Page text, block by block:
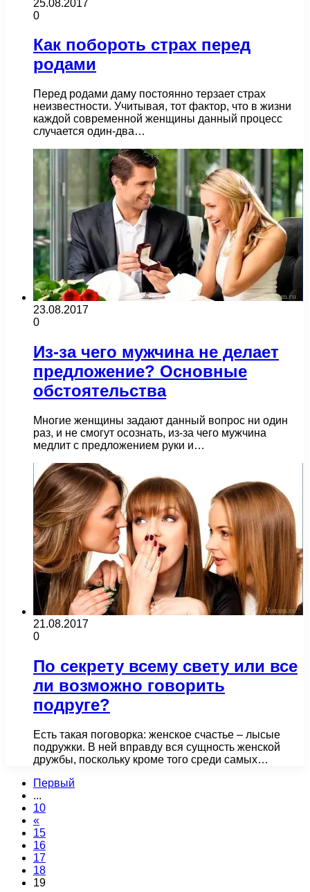
25.08.2017
0
Как побороть страх перед
родами
Перед родами даму постоянно терзает страх
неизвестности. Учитывая, тот фактор, что в жизни
каждой современной женщины данный процесс
случается один-два…
23.08.2017
0
Из-за чего мужчина не делает
предложение? Основные
обстоятельства
Многие женщины задают данный вопрос ни один
раз, и не смогут осознать, из-за чего мужчина
медлит с предложением руки и…
21.08.2017
0
По секрету всему свету или все
ли возможно говорить
подруге?
Есть такая поговорка: женское счастье – лысые
подружки. В ней вправду вся сущность женской
дружбы, поскольку кроме того среди самых…
Первый
...
10
«
15
16
17
18
19